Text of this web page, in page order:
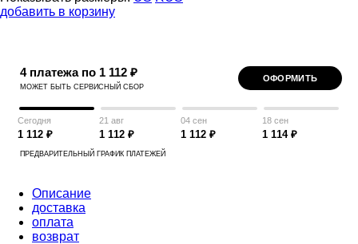
добавить в корзину
4 платежа по 1 112 ₽
МОЖЕТ БЫТЬ СЕРВИСНЫЙ СБОР
ОФОРМИТЬ
Сегодня
1 112 ₽
21 авг
1 112 ₽
04 сен
1 112 ₽
18 сен
1 114 ₽
ПРЕДВАРИТЕЛЬНЫЙ ГРАФИК ПЛАТЕЖЕЙ
Описание
доставка
оплата
возврат